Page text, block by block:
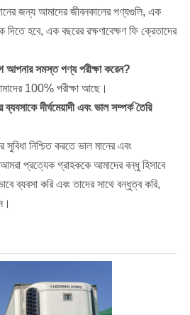
জন্য আমাদের জীবনকালের পণ্যগুলি, এক
দিতে হবে, এক বছরের রক্ষণাবেক্ষণ ফি ক্রেতাদের
আপনার সমস্ত পণ্য পরীক্ষা করেন?
100% পরীক্ষা আছে।
দীর্ঘমেয়াদী এবং ভাল সম্পর্ক তৈরি
নিশ্চিত করতে ভাল মানের এবং
প্রত্যেক গ্রাহককে আমাদের বন্ধু হিসাবে
ব্যবসা করি এবং তাদের সাথে বন্ধুত্ব করি,